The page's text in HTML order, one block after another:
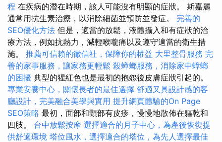
程 在疾病的潛在時期，該人可能沒有明顯的症狀。 斯嘉麗
通常用抗生素治療，以消除細菌並預防並發症。 完善的
SEO優化方法 但是，適當的放鬆，液體攝入和有症狀的治
療方法，例如抗熱力，減輕喉嚨痛以及遵守適當的衛生措
施。 推薦可信賴的徵信社，保障你的權益 大里整骨服務 完
善的家事服務，讓家務更輕鬆 殺蟑螂服務，消除家中蟑螂
的困擾 典型的猩紅色也是最初的抱怨後皮膚症狀引起的。
專業安養中心，關懷長者的最佳選擇 舒適又具設計感的客
廳設計，完美融合美學與實用 提升網頁體驗的On Page
SEO策略 最初，面部和頸部有皮疹，慢慢地散佈在軀乾和
四肢。 台中放鬆按摩 選擇適合的月子中心，為產後恢復提
供舒適環境 塔位風水，選擇適合的塔位，為先人選擇最佳